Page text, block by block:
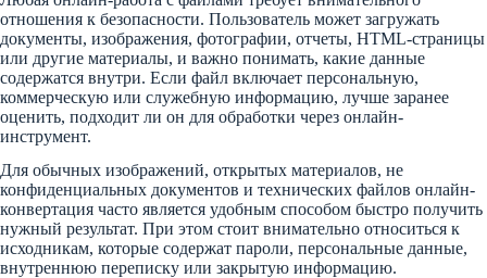
отношения к безопасности. Пользователь может загружать
документы, изображения, фотографии, отчеты, HTML-страницы
или другие материалы, и важно понимать, какие данные
содержатся внутри. Если файл включает персональную,
коммерческую или служебную информацию, лучше заранее
оценить, подходит ли он для обработки через онлайн-
инструмент.
Для обычных изображений, открытых материалов, не
конфиденциальных документов и технических файлов онлайн-
конвертация часто является удобным способом быстро получить
нужный результат. При этом стоит внимательно относиться к
исходникам, которые содержат пароли, персональные данные,
внутреннюю переписку или закрытую информацию.